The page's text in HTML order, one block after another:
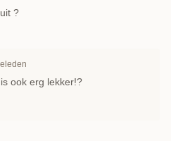
?
ook erg lekker!?